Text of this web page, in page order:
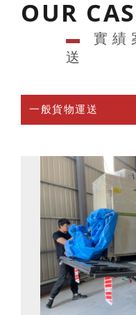
OUR
▬
實績
送
一般貨物運送